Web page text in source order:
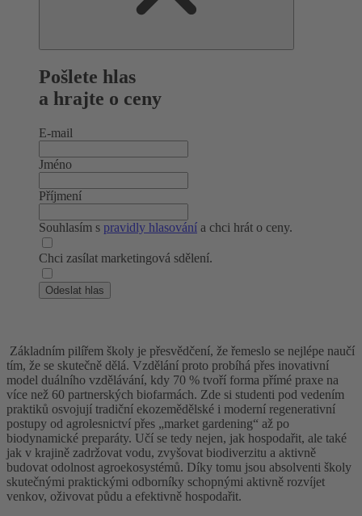
Pošlete hlas
a hrajte o ceny
E-mail
Jméno
Příjmení
Souhlasím s pravidly hlasování a chci hrát o ceny.
Chci zasílat marketingová sdělení.
Odeslat hlas
Základním pilířem školy je přesvědčení, že řemeslo se nejlépe naučí
tím, že se skutečně dělá. Vzdělání proto probíhá přes inovativní
model duálního vzdělávání, kdy 70 % tvoří forma přímé praxe na
více než 60 partnerských biofarmách. Zde si studenti pod vedením
praktiků osvojují tradiční ekozemědělské i moderní regenerativní
postupy od agrolesnictví přes „market gardening“ až po
biodynamické preparáty. Učí se tedy nejen, jak hospodařit, ale také
jak v krajině zadržovat vodu, zvyšovat biodiverzitu a aktivně
budovat odolnost agroekosystémů. Díky tomu jsou absolventi školy
skutečnými praktickými odborníky schopnými aktivně rozvíjet
venkov, oživovat půdu a efektivně hospodařit.